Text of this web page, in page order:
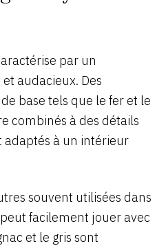
par un
audacieux. Des
base tels que le fer et le
combinés à des détails
à un intérieur
souvent utilisées dans
facilement jouer avec
et le gris sont